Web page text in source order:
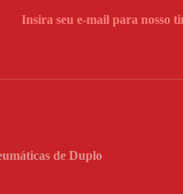
Insira seu e-mail para nosso
de Duplo